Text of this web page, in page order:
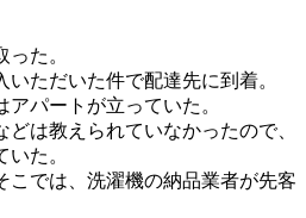
た。
ただいた件で配達先に到着。
パートが立っていた。
は教えられていなかったので、
た。
こでは、洗濯機の納品業者が先客